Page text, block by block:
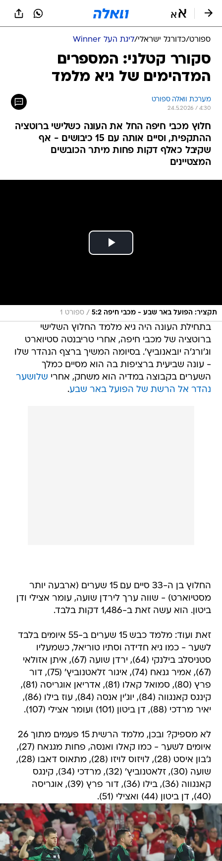
ספורט/כדורגל ישראלי/ליגת העל Winner
סקורר קטלני: המספרים
המדהימים של גיא מלמד
מערכת וואלה ספורט
24.5.2026 / 4:30
חלוץ מכבי חיפה החל את העונה כשלישי ברוטציה
ההתקפית, וסיים אותה עם 15 כיבושים - אף
שקיבל כאלף דקות פחות מיתר הכובשים
המצטיינים
תקציר: הפועל באר שבע - מכבי חיפה 5:2 / ספורט 1
בתחילת העונה היה גיא מלמד החלוץ השלישי
ברוטציה של מכבי חיפה, אחרי טריבנטה סטיוארט
וג'ורג'ה יובאנוביץ'. בסיומה המשיך ברצף הנהדר שלו
- עונה שביעית ברציפות בה הוא מסיים כמלך
השערים בקבוצה במדיה הוא משחק, אחרי שלושער
נהדר אל הרשת של הפועל באר שבע.
החלוץ בן ה-33 סיים עם 15 שערים (ארבעה יותר
מסטיוארט) - שווה ערך לירדן שועה, עומר אצילי ודן
ביטון. הוא עשה זאת ב-1,486 דקות בלבד.
זאת ועוד: מלמד כבש 15 שערים ב-55 איומים בלבד
לשער - כמו גיא חדידה וסתיו טוריאל, כשמעליו
סטניסלב בילנקי (64), ירדן שועה (67), איתן אזולאי
(67), אמיר גנאח (74), איגור זלאטנוביץ' (75), דור
פרץ (80), סמואל קאלו (81), אדריאן אוגריסה (81),
קינגס קאנגווה (84), יוג'ין אנסה (84), עוז בילו (86),
יאיר מרדכי (88), דן ביטון (101) ועומר אצילי (107).
לא מספיק? ובכן, מלמד הרשית 15 פעמים מתוך 26
איומים לשער - כמו קאלו ואנסה, פחות מגנאח (27),
ג'בון איסט (28), לויזוס לויזו (28), מתאוס דאבו (28),
שועה (30), זלאטנוביץ' (32), מרדכי (34), קינגס
קאנגווה (36), בילו (36), דור פרץ (39), אוגריסה
(40), דן ביטון (44) ואצילי (51).